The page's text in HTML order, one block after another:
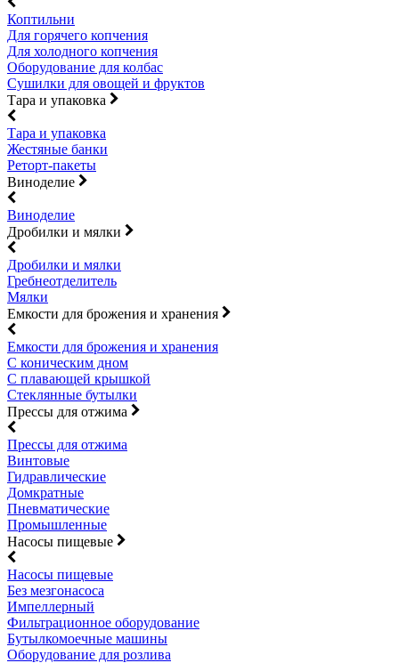
Коптильни
Для горячего копчения
Для холодного копчения
Оборудование для колбас
Сушилки для овощей и фруктов
Тара и упаковка
Тара и упаковка
Жестяные банки
Реторт-пакеты
Виноделие
Виноделие
Дробилки и мялки
Дробилки и мялки
Гребнеотделитель
Мялки
Емкости для брожения и хранения
Емкости для брожения и хранения
С коническим дном
С плавающей крышкой
Стеклянные бутылки
Прессы для отжима
Прессы для отжима
Винтовые
Гидравлические
Домкратные
Пневматические
Промышленные
Насосы пищевые
Насосы пищевые
Без мезгонасоса
Импеллерный
Фильтрационное оборудование
Бутылкомоечные машины
Оборудование для розлива